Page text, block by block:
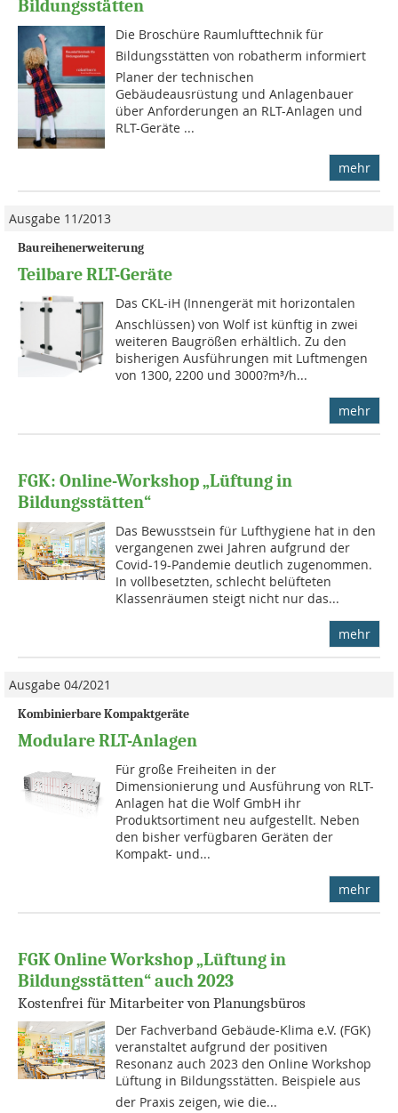
Bildungsstätten
Die Broschüre Raumlufttechnik für
Bildungsstätten von robatherm informiert
Planer der technischen
Gebäudeausrüstung und Anlagenbauer
über Anforderungen an RLT-Anlagen und
RLT-Geräte ...
mehr
Ausgabe 11/2013
Baureihenerweiterung
Teilbare RLT-Geräte
Das CKL-iH (Innengerät mit horizontalen
Anschlüssen) von Wolf ist künftig in zwei
weiteren Baugrößen erhältlich. Zu den
bisherigen Ausführungen mit Luftmengen
von 1300, 2200 und 3000?m³/h...
mehr
FGK: Online-Workshop „Lüftung in
Bildungsstätten“
Das Bewusstsein für Lufthygiene hat in den
vergangenen zwei Jahren aufgrund der
Covid-19-Pandemie deutlich zugenommen.
In vollbesetzten, schlecht belüfteten
Klassenräumen steigt nicht nur das...
mehr
Ausgabe 04/2021
Kombinierbare Kompaktgeräte
Modulare RLT-Anlagen
Für große Freiheiten in der
Dimensionierung und Ausführung von RLT-
Anlagen hat die Wolf GmbH ihr
Produktsortiment neu aufgestellt. Neben
den bisher verfügbaren Geräten der
Kompakt- und...
mehr
FGK Online Workshop „Lüftung in
Bildungsstätten“ auch 2023
Kostenfrei für Mitarbeiter von Planungsbüros
Der Fachverband Gebäude-Klima e.V. (FGK)
veranstaltet aufgrund der positiven
Resonanz auch 2023 den Online Workshop
Lüftung in Bildungsstätten. Beispiele aus
der Praxis zeigen, wie die...